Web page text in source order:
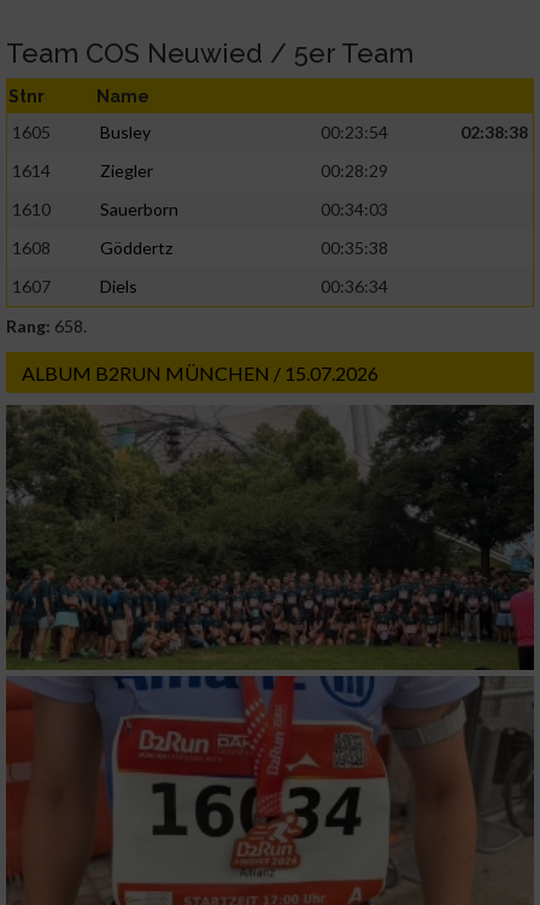
Team COS Neuwied / 5er Team
Stnr Name
1605 Busley 00:23:54
02:38:38
1614
Ziegler
00:28:29
1610
Sauerborn
00:34:03
1608
Göddertz
00:35:38
1607
Diels
00:36:34
Rang: 658.
ALBUM B2RUN MÜNCHEN / 15.07.2026